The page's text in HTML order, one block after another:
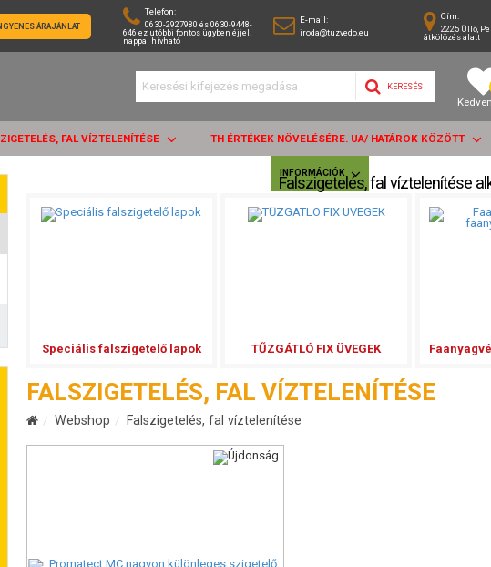
ÁRAJÁNLAT
Telefon:
0630-2927980 és 0630-9448-
646 ez utóbbi fontos ügyben éjjel.
nappal hívható
E-mail:
iroda@tuzvedo.eu
Cím:
2225 Üllő,
átkölözés alatt
KERESÉS
FAL VÍZTELENÍTÉSE TH ÉRTÉKEK NÖVELÉSÉRE. UA/ HATÁROK KÖZÖTT
INFORMÁCIÓK
Falszigetelés, fal víztelenítése
Speciális falszigetelő lapok TŰZGÁTLÓ FIX ÜVEGEK
FALSZIGETELÉS, FAL VÍZTELENÍTÉSE
Webshop Falszigetelés, fal víztelenítése